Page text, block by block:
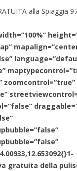
alla Spiaggia
zoomcontrol=”true”
{}1-
gratuita della